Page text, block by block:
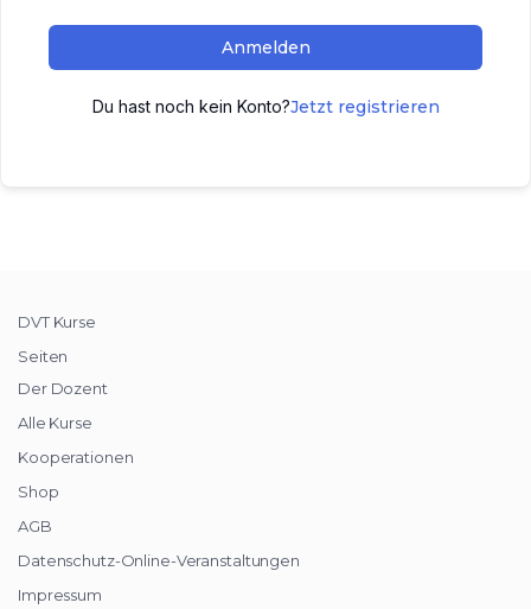
Anmelden
Du hast noch kein Konto?Jetzt registrieren
DVT Kurse
Seiten
Der Dozent
Alle Kurse
Kooperationen
Shop
AGB
Datenschutz-Online-Veranstaltungen
Impressum